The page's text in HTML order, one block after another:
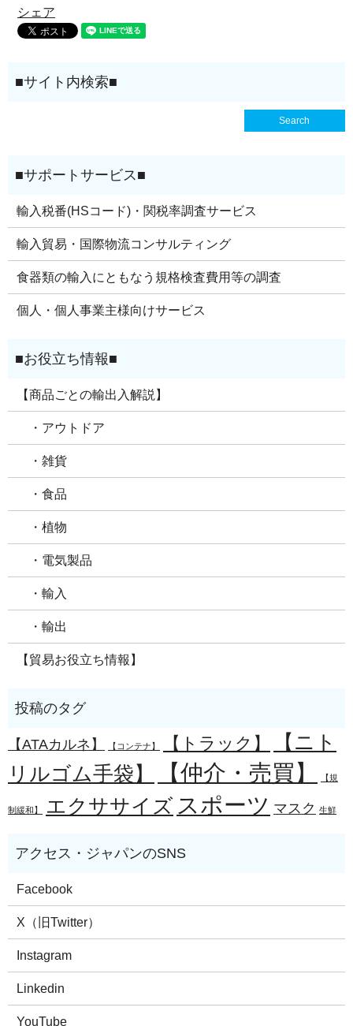
シェア
輸入税番(HSコード)・関税率調査サービス
輸入貿易・国際物流コンサルティング
食器類の輸入にともなう規格検査費用等の調査
個人・個人事業主様向けサービス
【商品ごとの輸出入解説】
・アウトドア
・雑貨
・食品
・植物
・電気製品
・輸入
・輸出
【貿易お役立ち情報】
【ATAカルネ】 【コンテナ】 【トラック】
【ニト
リルゴム手袋】
【仲介・売買】 【規
制緩和】 エクササイズ スポーツ マスク 生鮮
Facebook
X（旧Twitter）
Instagram
Linkedin
YouTube